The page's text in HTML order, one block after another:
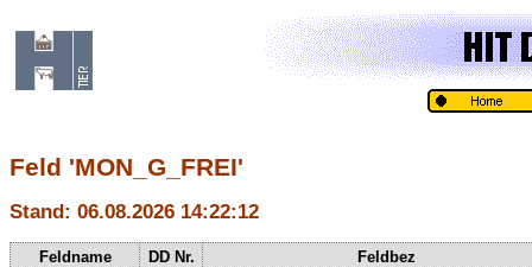
Feld 'MON_G_FREI'
Stand: 06.08.2026 14:22:12
Feldname DD Nr. Feldbez